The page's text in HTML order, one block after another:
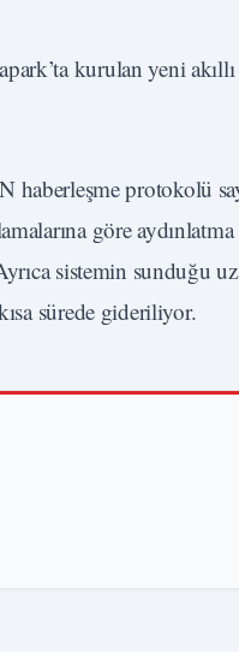
kurulan yeni akıllı
haberleşme protokolü
göre aydınlatma
sistemin sunduğu
sürede gideriliyor.